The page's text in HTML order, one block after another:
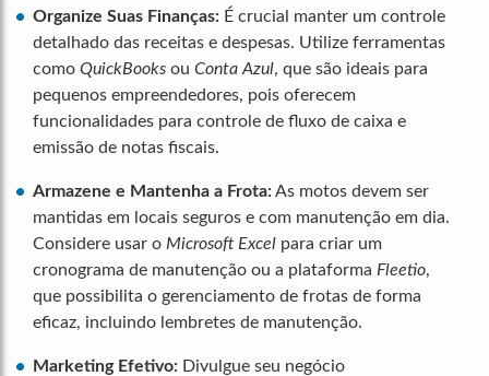
Organize Suas Finanças: É crucial manter um controle
detalhado das receitas e despesas. Utilize ferramentas
como QuickBooks ou Conta Azul, que são ideais para
pequenos empreendedores, pois oferecem
funcionalidades para controle de fluxo de caixa e
emissão de notas fiscais.
Armazene e Mantenha a Frota:As motos devem ser
mantidas em locais seguros e com manutenção em dia.
Considere usar o Microsoft Excel para criar um
cronograma de manutenção ou a plataforma Fleetio,
que possibilita o gerenciamento de frotas de forma
eficaz, incluindo lembretes de manutenção.
Marketing Efetivo: Divulgue seu negócio